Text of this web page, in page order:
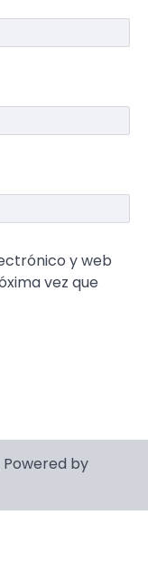
y web
vez que
Powered by